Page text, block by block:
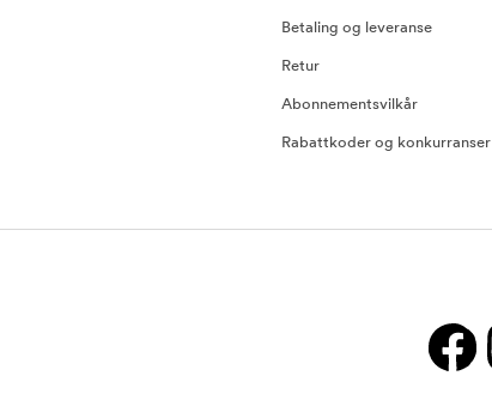
Betaling og leveranse
Retur
Abonnementsvilkår
Rabattkoder og konkurranser